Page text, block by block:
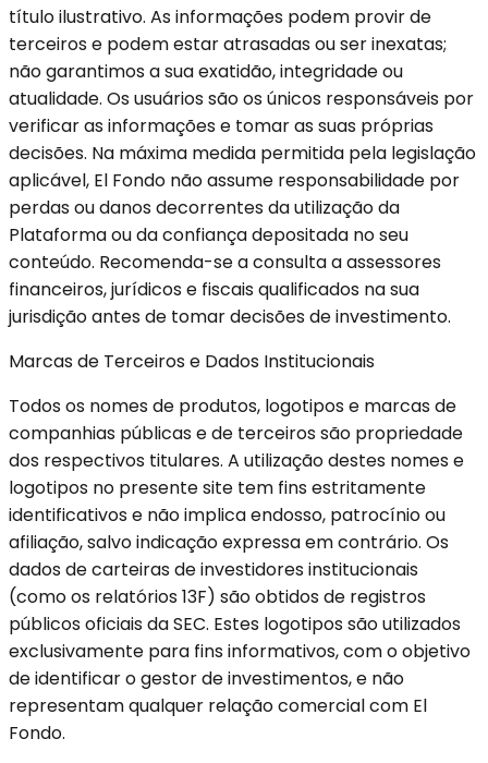
título ilustrativo. As informações podem provir de
terceiros e podem estar atrasadas ou ser inexatas;
não garantimos a sua exatidão, integridade ou
atualidade. Os usuários são os únicos responsáveis por
verificar as informações e tomar as suas próprias
decisões. Na máxima medida permitida pela legislação
aplicável, El Fondo não assume responsabilidade por
perdas ou danos decorrentes da utilização da
Plataforma ou da confiança depositada no seu
conteúdo. Recomenda-se a consulta a assessores
financeiros, jurídicos e fiscais qualificados na sua
jurisdição antes de tomar decisões de investimento.
Marcas de Terceiros e Dados Institucionais
Todos os nomes de produtos, logotipos e marcas de
companhias públicas e de terceiros são propriedade
dos respectivos titulares. A utilização destes nomes e
logotipos no presente site tem fins estritamente
identificativos e não implica endosso, patrocínio ou
afiliação, salvo indicação expressa em contrário. Os
dados de carteiras de investidores institucionais
(como os relatórios 13F) são obtidos de registros
públicos oficiais da SEC. Estes logotipos são utilizados
exclusivamente para fins informativos, com o objetivo
de identificar o gestor de investimentos, e não
representam qualquer relação comercial com El
Fondo.